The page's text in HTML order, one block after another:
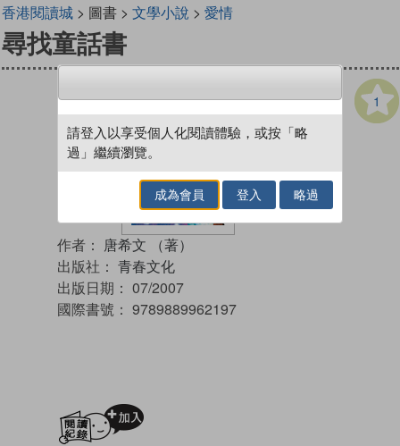
香港閱讀城> 圖書 > 文學小說 > 愛情
尋找童話書
1
作者： 唐希文 （著）
出版社： 青春文化
出版日期： 07/2007
國際書號： 9789889962197
請登入以享受個人化閱讀體驗，或按「略
過」繼續瀏覽。
成為會員 登入 略過